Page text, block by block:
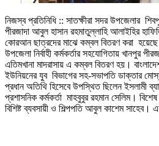
নিজস্ব প্রতিনিধি :: সাতক্ষীরা সদর উপজেলার
পীরজাদা আবুল হাসান রহমাতুল্লাহি আলাইহির
কোরআন ছাত্রদের মাঝে কম্বল বিতরণ করা
উপজেলা নির্বাহী কর্মকর্তার সহযোগিতায় খানপুর
এতিমখানা মাদরাসায় এ কম্বল বিতরণ হয়।
ইউনিয়নের যুব বিভাগের সহ-সভাপতি ডাক্তার
প্রধান অতিথি হিসেবে উপস্থিত ছিলেন ইসলামী
প্রশাসনিক কর্মকর্তা মাহবুবুর রহমান সেলিম।
বিশিষ্ট ব্যবসায়ী ও শিল্পপতি আবুল কাশেম